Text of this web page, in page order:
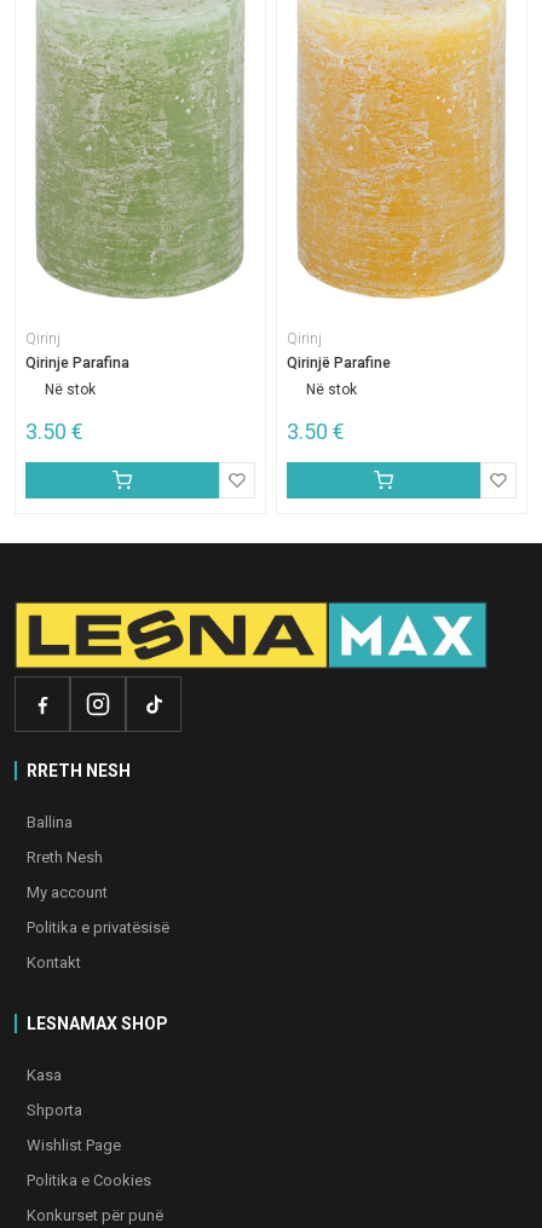
Qirinj
Qirinje Parafina
Në stok
3.50 €
Qirinj
Qirinjë Parafine
Në stok
3.50 €
RRETH NESH
Ballina
Rreth Nesh
My account
Politika e privatësisë
Kontakt
LESNAMAX SHOP
Kasa
Shporta
Wishlist Page
Politika e Cookies
Konkurset për punë